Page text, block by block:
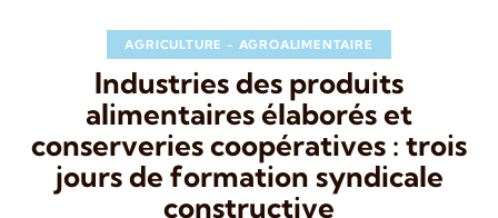
AGRICULTURE - AGROALIMENTAIRE
Industries des produits
alimentaires élaborés et
conserveries coopératives : trois
jours de formation syndicale
constructive